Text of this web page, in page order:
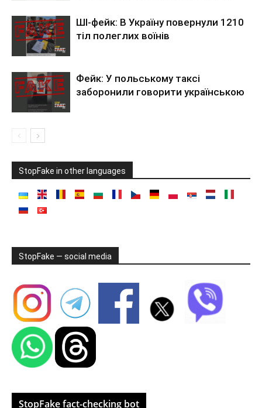
ШІ-фейк: В Україну повернули 1210
тіл полеглих воїнів
Фейк: У польському таксі
заборонили говорити українською
StopFake in other languages
StopFake — social media
StopFake fact-checking bot